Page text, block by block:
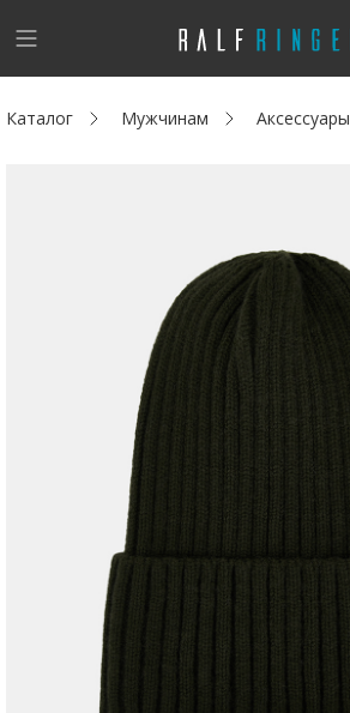
!
Новинки
Акции / Новости
Адреса магазинов
Москва
Возникли вопросы? - club@ralf.ru
Каталог Мужчинам Аксессуары